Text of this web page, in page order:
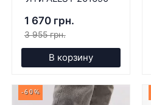
1 670 грн.
3 955 грн.
В корзину
-60%